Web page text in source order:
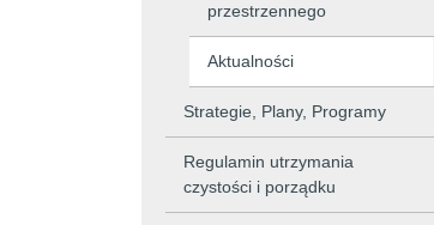
przestrzennego
Aktualności
Strategie, Plany, Programy
Regulamin utrzymania
czystości i porządku